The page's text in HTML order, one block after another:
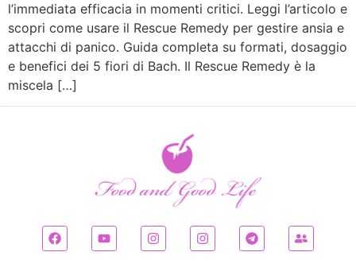
l’immediata efficacia in momenti critici. Leggi l’articolo e
scopri come usare il Rescue Remedy per gestire ansia e
attacchi di panico. Guida completa su formati, dosaggio
e benefici dei 5 fiori di Bach. Il Rescue Remedy è la
miscela […]